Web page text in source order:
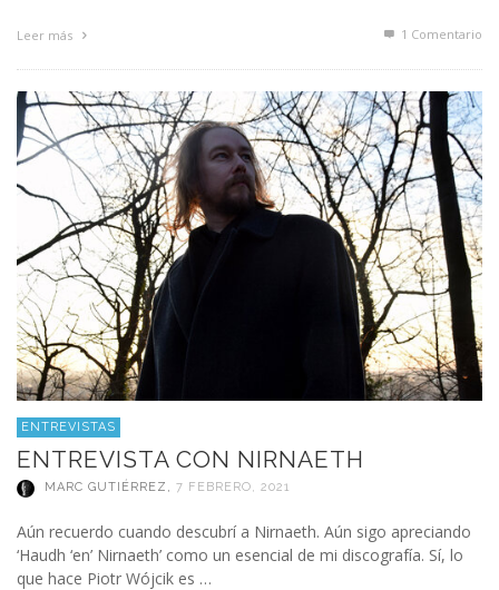
Leer más 1 Comentario
ENTREVISTAS
ENTREVISTA CON NIRNAETH
MARC GUTIÉRREZ , 7 FEBRERO, 2021
Aún recuerdo cuando descubrí a Nirnaeth. Aún sigo apreciando
‘Haudh ‘en’ Nirnaeth’ como un esencial de mi discografía. Sí, lo
que hace Piotr Wójcik es …